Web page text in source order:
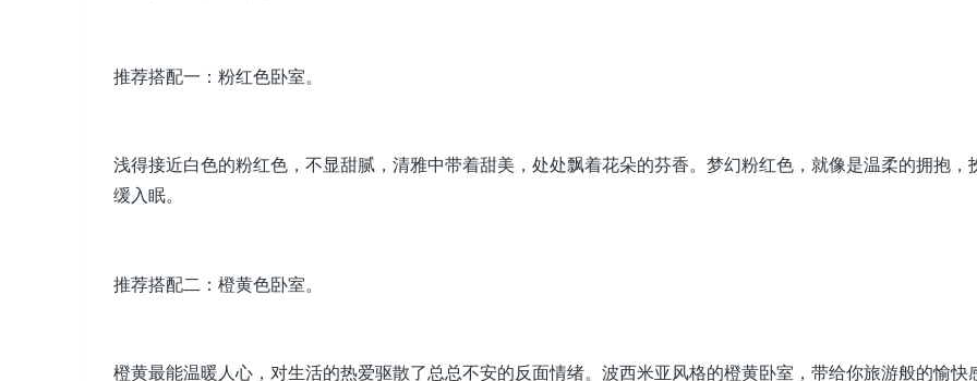
推荐搭配一：粉红色卧室。
浅得接近白色的粉红色，不显甜腻，清雅中带着甜美，处处飘着花朵的芬香。梦幻粉红色，就像是温柔的拥抱，
缓入眠。
推荐搭配二：橙黄色卧室。
橙黄最能温暖人心，对生活的热爱驱散了总总不安的反面情绪。波西米亚风格的橙黄卧室，带给你旅游般的愉快